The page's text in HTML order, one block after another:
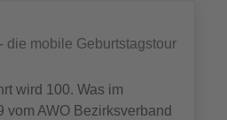
die mobile Geburtstagstour
wird 100. Was im
vom AWO Bezirksverband